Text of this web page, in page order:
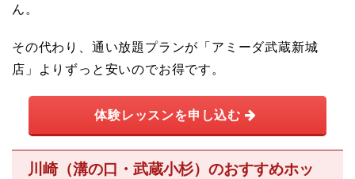
ん。
その代わり、通い放題プランが「アミーダ武蔵新城
店」よりずっと安いのでお得です。
体験レッスンを申し込む
川崎（溝の口・武蔵小杉）のおすすめホッ